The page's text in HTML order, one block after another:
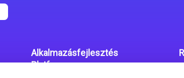
Alkalmazásfejlesztés
Platform